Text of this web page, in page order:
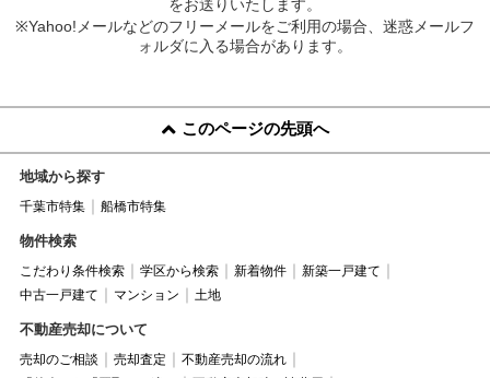
をお送りいたします。
※Yahoo!メールなどのフリーメールをご利用の場合、迷惑メールフ
ォルダに入る場合があります。
このページの先頭へ
地域から探す
千葉市特集 船橋市特集
物件検索
こだわり条件検索 学区から検索 新着物件
新築一戸建て
中古一戸建て
マンション 土地
不動産売却について
売却のご相談 売却査定
不動産売却の流れ